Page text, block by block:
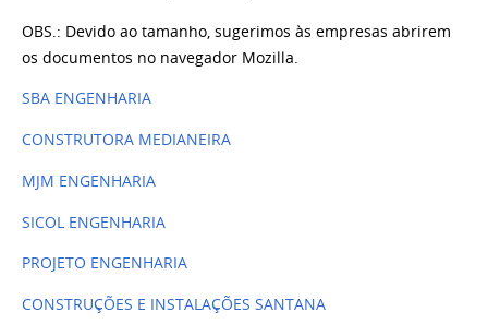
OBS.: Devido ao tamanho, sugerimos às empresas abrirem
os documentos no navegador Mozilla.
SBA ENGENHARIA
CONSTRUTORA MEDIANEIRA
MJM ENGENHARIA
SICOL ENGENHARIA
PROJETO ENGENHARIA
CONSTRUÇÕES E INSTALAÇÕES SANTANA